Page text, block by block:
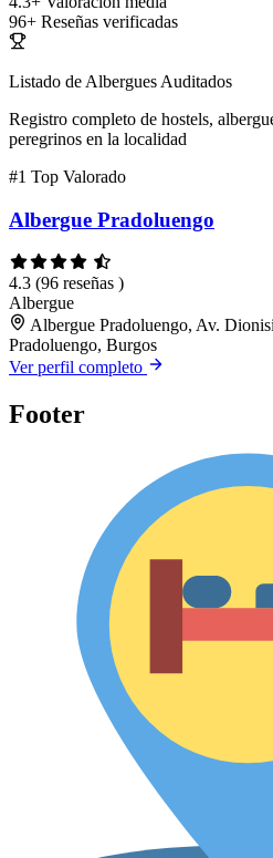
96+ Reseñas verificadas
Listado de Albergues Auditados
Registro completo de hostels,
peregrinos en la localidad
#1 Top Valorado
Albergue Pradoluengo
4.3 (96 reseñas )
Albergue
Albergue Pradoluengo, Av.
Pradoluengo, Burgos
Ver perfil completo
Footer